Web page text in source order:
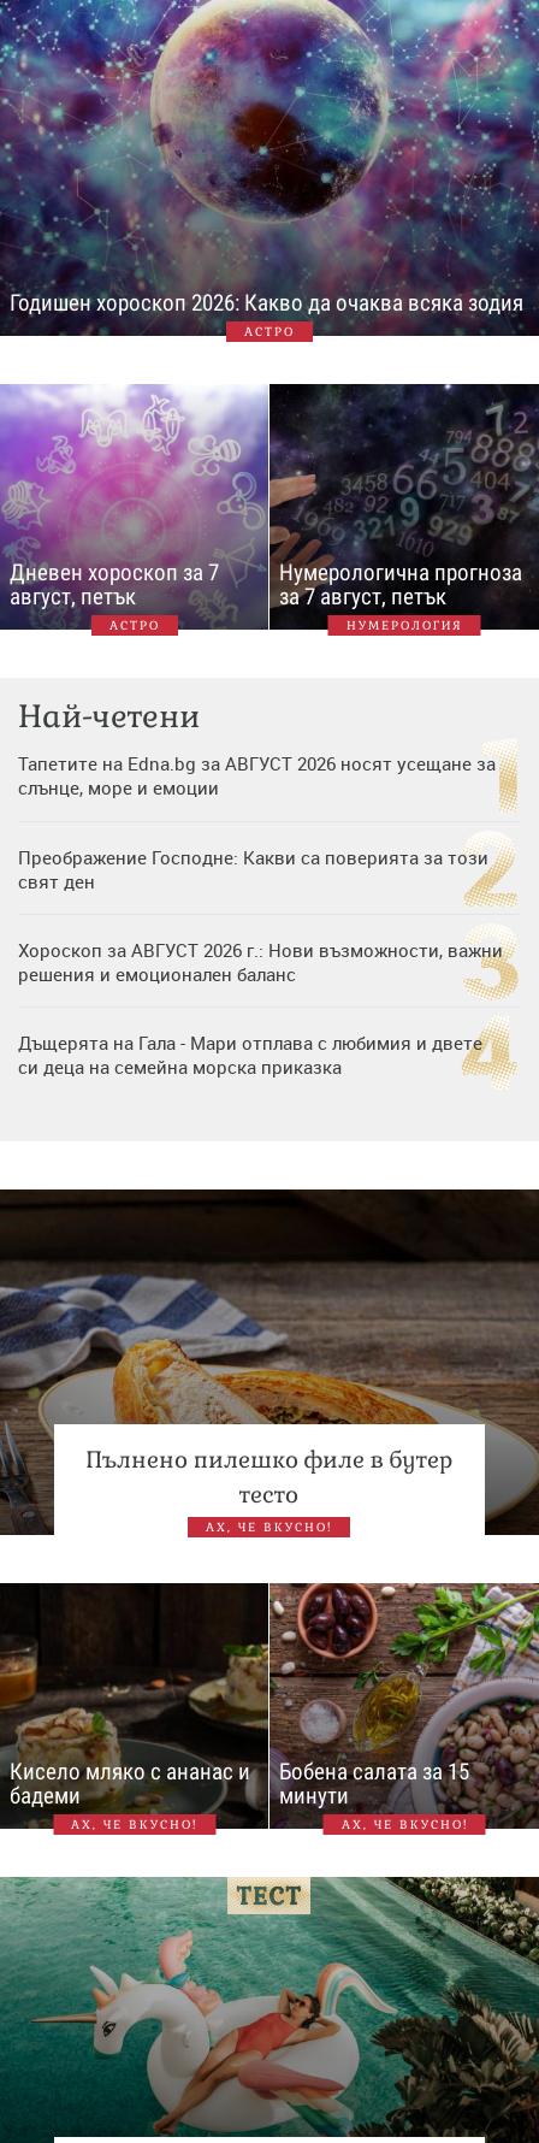
Годишен хороскоп 2026: Какво да очаква всяка зодия
АСТРО
Дневен хороскоп за 7
август, петък
АСТРО
Нумерологична прогноза
за 7 август, петък
НУМЕРОЛОГИЯ
Най-четени
Тапетите на Edna.bg за АВГУСТ 2026 носят усещане за
слънце, море и емоции
Преображение Господне: Какви са поверията за този
свят ден
Хороскоп за АВГУСТ 2026 г.: Нови възможности, важни
решения и емоционален баланс
Дъщерята на Гала - Мари отплава с любимия и двете
си деца на семейна морска приказка
Пълнено пилешко филе в бутер
тесто
АХ, ЧЕ ВКУСНО!
Кисело мляко с ананас и
бадеми
АХ, ЧЕ ВКУСНО!
Бобена салата за 15
минути
АХ, ЧЕ ВКУСНО!